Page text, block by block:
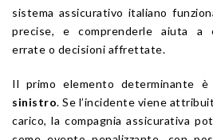
sistema assicurativo italiano
precise, e comprenderle aiuta a
errate o decisioni affrettate.
Il primo elemento determinante è
sinistro. Se l’incidente viene
carico, la compagnia assicurativa